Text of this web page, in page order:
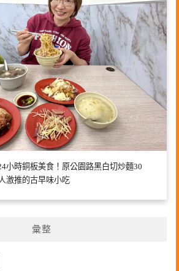
小時銅板美食！原公園路黑白切炒麵30
激推的古早味小吃
彙整